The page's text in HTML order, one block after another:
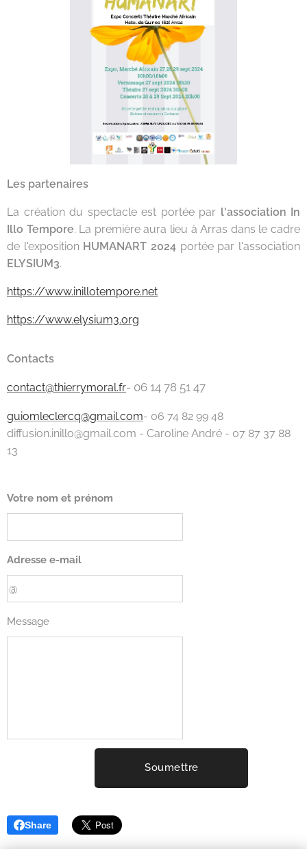
Les partenaires
La création du spectacle est portée par l'association In
Illo Tempore. La première aura lieu à Arras dans le cadre
de l'exposition HUMANART 2024 portée par l'association
ELYSIUM3.
https://www.inillotempore.net
https://www.elysium3.org
Contacts
contact@thierrymoral.fr- 06 14 78 51 47
guiomleclercq@gmail.com- 06 74 82 99 48
diffusion.inillo@gmail.com - Caroline André - 07 87 37 88
13
Votre nom et prénom
Adresse e-mail
Message
Soumettre
Share